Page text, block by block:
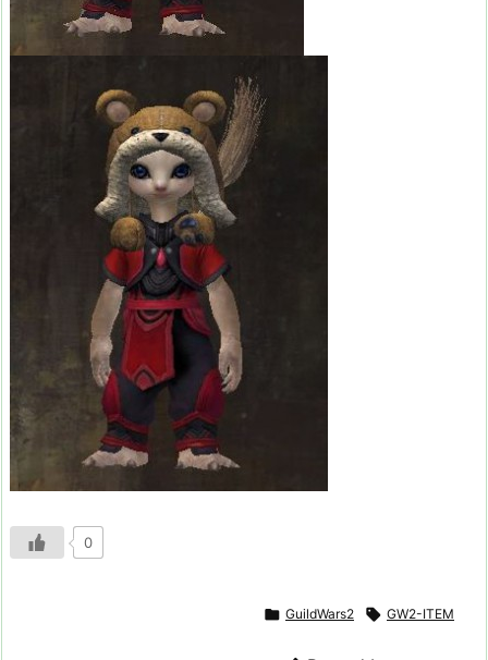
0
 GuildWars2  GW2-ITEM